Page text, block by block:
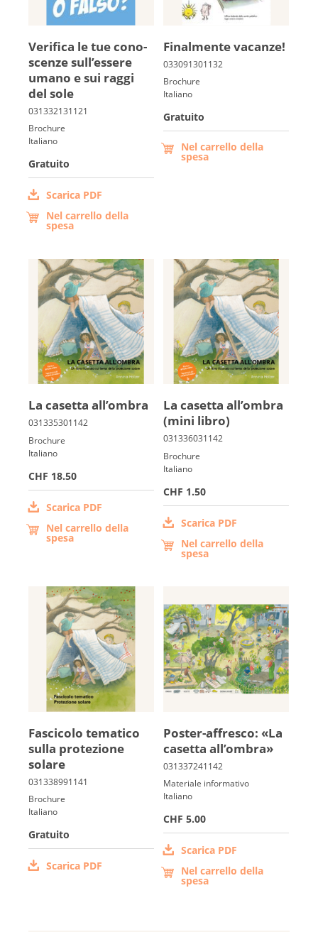
Verifica le tue cono­
scenze sull’es­sere
umano e sui raggi
del sole
Brochure
Italiano
Gratuito
Scarica PDF
Nel carrello della
spesa
Finalmente vacanze!
Brochure
Italiano
Gratuito
Nel carrello della
spesa
La ca­setta all’ombra
Brochure
Italiano
CHF 18.50
Scarica PDF
Nel carrello della
spesa
La ca­setta all’ombra
(mini libro)
Brochure
Italiano
CHF 1.50
Scarica PDF
Nel carrello della
spesa
Fa­scicolo tematico
sulla protezione
solare
Brochure
Italiano
Gratuito
Scarica PDF
Po­ster-affre­sco: «La
ca­setta all’ombra»
Materiale informativo
Italiano
CHF 5.00
Scarica PDF
Nel carrello della
spesa